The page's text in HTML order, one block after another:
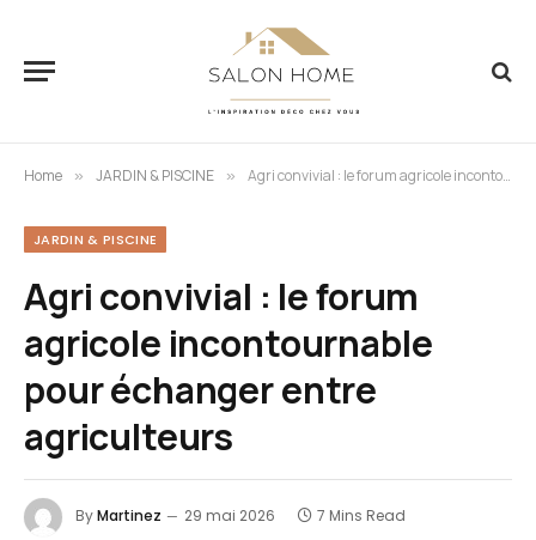
Home » JARDIN & PISCINE » Agri convivial : le forum agricole incontournable pour échanger entre agriculteurs
JARDIN & PISCINE
Agri convivial : le forum
agricole incontournable
pour échanger entre
agriculteurs
ByMartinez 29 mai 2026 7 Mins Read